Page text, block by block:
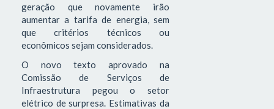
geração que novamente irão
aumentar a tarifa de energia, sem
que critérios técnicos ou
econômicos sejam considerados.
O novo texto aprovado na
Comissão de Serviços de
Infraestrutura pegou o setor
elétrico de surpresa. Estimativas da